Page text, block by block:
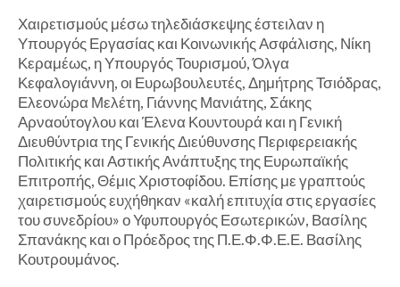
Χαιρετισμούς μέσω τηλεδιάσκεψης έστειλαν η
Υπουργός Εργασίας και Κοινωνικής Ασφάλισης, Νίκη
Κεραμέως, η Υπουργός Τουρισμού, Όλγα
Κεφαλογιάννη, οι Ευρωβουλευτές, Δημήτρης Τσιόδρας,
Ελεονώρα Μελέτη, Γιάννης Μανιάτης, Σάκης
Αρναούτογλου και Έλενα Κουντουρά και η Γενική
Διευθύντρια της Γενικής Διεύθυνσης Περιφερειακής
Πολιτικής και Αστικής Ανάπτυξης της Ευρωπαϊκής
Επιτροπής, Θέμις Χριστοφίδου. Επίσης με γραπτούς
χαιρετισμούς ευχήθηκαν «καλή επιτυχία στις εργασίες
του συνεδρίου» ο Υφυπουργός Εσωτερικών, Βασίλης
Σπανάκης και ο Πρόεδρος της Π.Ε.Φ.Φ.Ε.Ε. Βασίλης
Κουτρουμάνος.